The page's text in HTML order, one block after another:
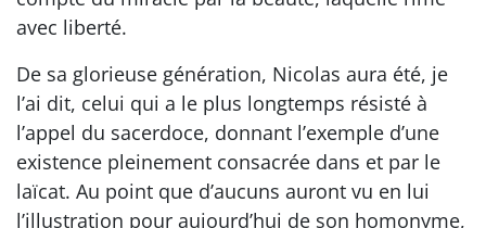
avec liberté.
De sa glorieuse génération, Nicolas aura été, je
l’ai dit, celui qui a le plus longtemps résisté à
l’appel du sacerdoce, donnant l’exemple d’une
existence pleinement consacrée dans et par le
laïcat. Au point que d’aucuns auront vu en lui
l’illustration pour aujourd’hui de son homonyme,